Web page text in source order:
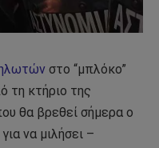
στο “μπλόκο”
τη κτήριο της
θα βρεθεί σήμερα ο
για να μιλήσει –